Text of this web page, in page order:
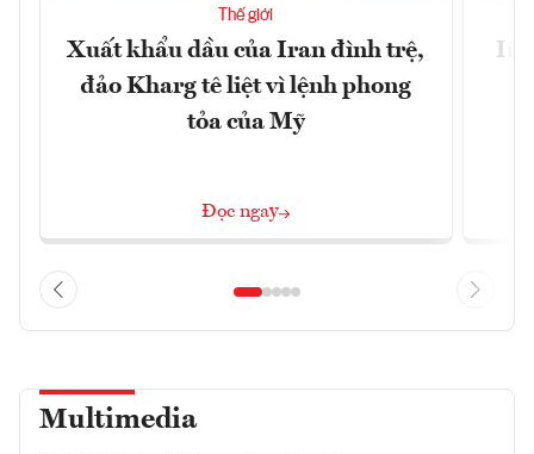
Thế giới
Xuất khẩu dầu của Iran đình trệ,
đảo Kharg tê liệt vì lệnh phong
tỏa của Mỹ
Đọc ngay
Multimedia